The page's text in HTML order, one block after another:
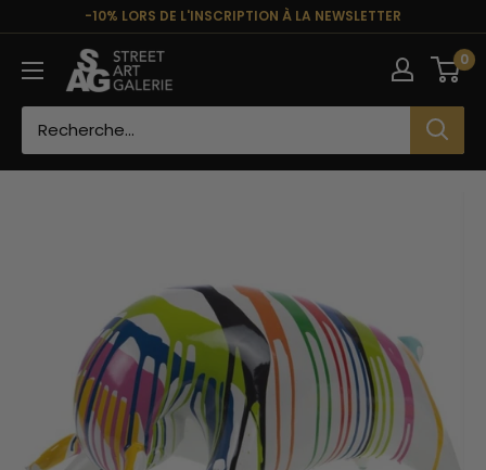
contenu
-10% LORS DE L'INSCRIPTION À LA NEWSLETTER
Street
Art
0